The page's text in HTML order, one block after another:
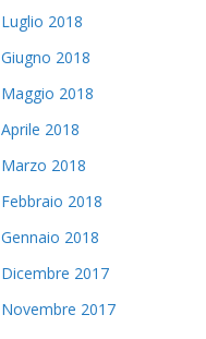
Luglio 2018
Giugno 2018
Maggio 2018
Aprile 2018
Marzo 2018
Febbraio 2018
Gennaio 2018
Dicembre 2017
Novembre 2017